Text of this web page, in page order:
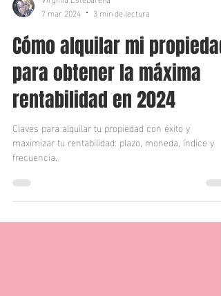
Virginia Estebarena
7 mar 2024
3 min de lectura
Cómo alquilar mi propiedad
para obtener la máxima
rentabilidad en 2024
Claves para alquilar tu propiedad con éxito y
maximizar tu rentabilidad: plazo, moneda, índice y